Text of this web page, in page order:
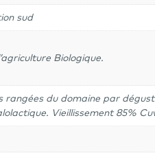
sud
Biologique.
rangées du domaine par
Vieillissement 85%